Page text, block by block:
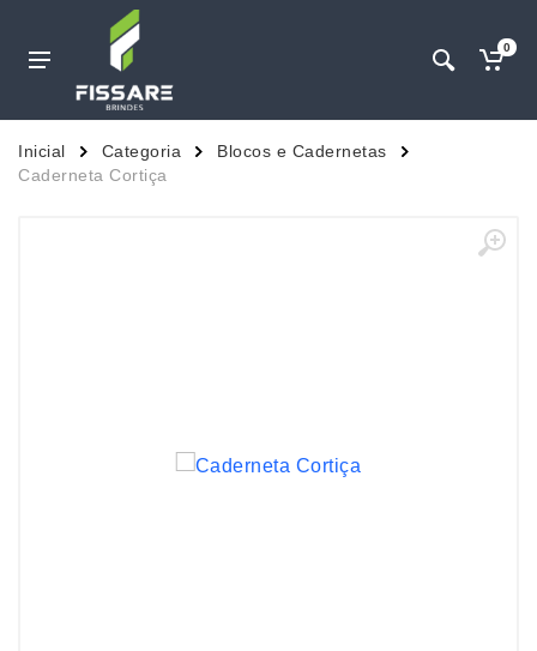
0
Inicial Categoria
Blocos e Cadernetas
Caderneta Cortiça